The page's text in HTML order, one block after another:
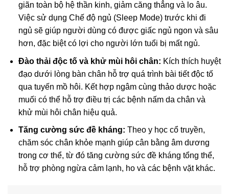
giãn toàn bộ hệ thần kinh, giảm căng thẳng và lo âu.
Việc sử dụng Chế độ ngủ (Sleep Mode) trước khi đi
ngủ sẽ giúp người dùng có được giấc ngủ ngon và sâu
hơn, đặc biệt có lợi cho người lớn tuổi bị mất ngủ.
Đào thải độc tố và khử mùi hôi chân: Kích thích huyệt
đạo dưới lòng bàn chân hỗ trợ quá trình bài tiết độc tố
qua tuyến mồ hôi. Kết hợp ngâm cùng thảo dược hoặc
muối có thể hỗ trợ điều trị các bệnh nấm da chân và
khử mùi hôi chân hiệu quả.
Tăng cường sức đề kháng: Theo y học cổ truyền,
chăm sóc chân khỏe mạnh giúp cân bằng âm dương
trong cơ thể, từ đó tăng cường sức đề kháng tổng thể,
hỗ trợ phòng ngừa cảm lạnh, ho và các bệnh vặt khác.